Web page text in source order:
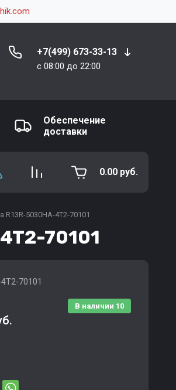
+7(499) 673-33-13
c 08:00 до 22:00
Обеспечение
доставки
0.00 руб.
5030HA-4T2-70101
70101
70101
В наличии 10